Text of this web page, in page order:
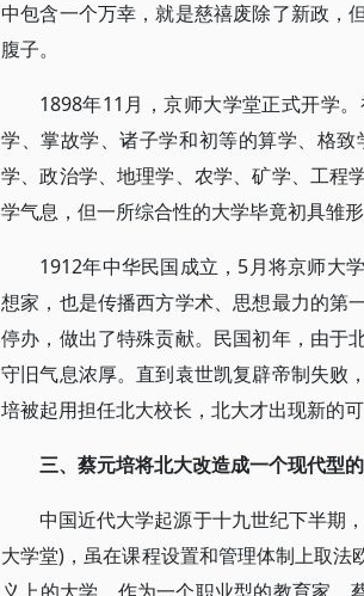
中包含一个万幸，就是慈禧废除了新政，
腹子。
1898年11月，京师大学堂正式开学
学、掌故学、诸子学和初等的算学、格
学、政治学、地理学、农学、矿学、工程
学气息，但一所综合性的大学毕竟初具雏
1912年中华民国成立，5月将京师大
想家，也是传播西方学术、思想最力的第
停办，做出了特殊贡献。民国初年，由于
守旧气息浓厚。直到袁世凯复辟帝制失败
培被起用担任北大校长，北大才出现新的可
三、蔡元培将北大改造成一个现代型
中国近代大学起源于十九世纪下半期
大学堂)，虽在课程设置和管理体制上取